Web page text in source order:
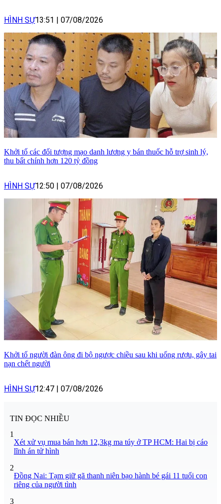
HÌNH SỰ13:51 07/08/2026
Khởi tố các đối tượng mạo danh lương y bán thuốc hỗ trợ sinh lý,
thu bất chính hơn 120 tỷ đồng
HÌNH SỰ12:50 | 07/08/2026
Khởi tố người đàn ông đi bộ ngược chiều sau khi uống rượu, gây tai
nạn chết người
HÌNH SỰ12:47 | 07/08/2026
TIN ĐỌC NHIỀU
1
Xét xử vụ mua bán hơn 12,3kg ma túy ở TP HCM: Hai bị cáo
lĩnh án tử hình
2
Đồng Nai: Tạm giữ gã thanh niên bạo hành bé gái 11 tuổi con
riêng của người tình
3